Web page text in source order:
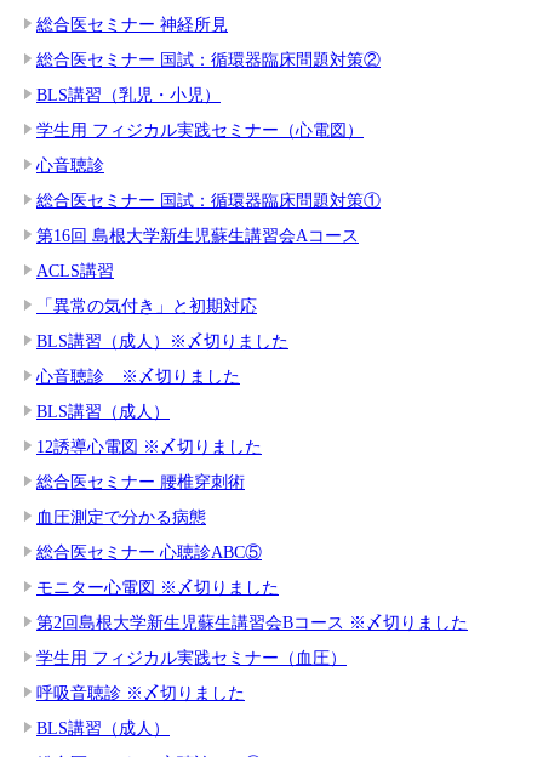
総合医セミナー 神経所見
総合医セミナー 国試：循環器臨床問題対策②
BLS講習（乳児・小児）
学生用 フィジカル実践セミナー（心電図）
心音聴診
総合医セミナー 国試：循環器臨床問題対策①
第16回 島根大学新生児蘇生講習会Aコース
ACLS講習
「異常の気付き」と初期対応
BLS講習（成人）※〆切りました
心音聴診 ※〆切りました
BLS講習（成人）
12誘導心電図 ※〆切りました
総合医セミナー 腰椎穿刺術
血圧測定で分かる病態
総合医セミナー 心聴診ABC⑤
モニター心電図 ※〆切りました
第2回島根大学新生児蘇生講習会Bコース ※〆切りました
学生用 フィジカル実践セミナー（血圧）
呼吸音聴診 ※〆切りました
BLS講習（成人）